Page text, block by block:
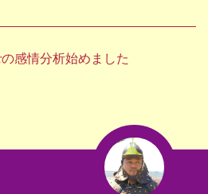
の感情分析始めました